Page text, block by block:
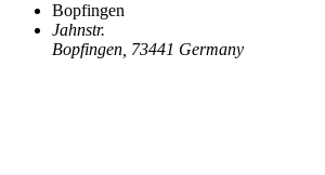
Bopfingen
Jahnstr.
Bopfingen, 73441 Germany